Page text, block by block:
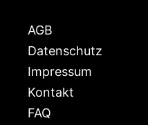
AGB
Datenschutz
Impressum
Kontakt
FAQ